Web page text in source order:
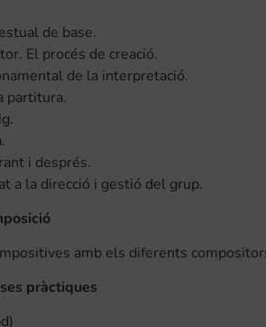
de base.
El procés de creació.
de la interpretació.
partitura.
i després.
a la direcció i gestió del grup.
amb els diferents
pràctiques